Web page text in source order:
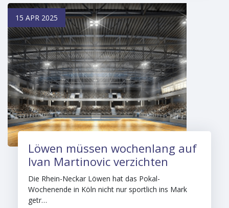
15 APR 2025
Löwen müssen wochenlang auf
Ivan Martinovic verzichten
Die Rhein-Neckar Löwen hat das Pokal-
Wochenende in Köln nicht nur sportlich ins Mark
getr…